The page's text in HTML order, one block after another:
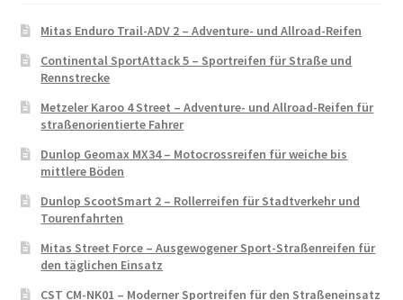
Mitas Enduro Trail-ADV 2 – Adventure- und Allroad-Reifen
Continental SportAttack 5 – Sportreifen für Straße und
Rennstrecke
Metzeler Karoo 4 Street – Adventure- und Allroad-Reifen für
straßenorientierte Fahrer
Dunlop Geomax MX34 – Motocrossreifen für weiche bis
mittlere Böden
Dunlop ScootSmart 2 – Rollerreifen für Stadtverkehr und
Tourenfahrten
Mitas Street Force – Ausgewogener Sport-Straßenreifen für
den täglichen Einsatz
CST CM-NK01 – Moderner Sportreifen für den Straßeneinsatz